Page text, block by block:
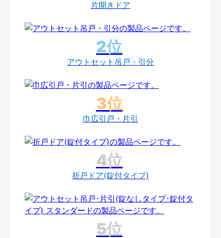
片開きドア
アウトセット吊戸・引分
巾広引戸・片引
折戸ドア(錠付タイプ)